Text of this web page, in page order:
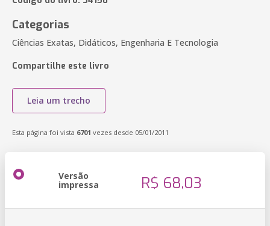
Categorias
Ciências Exatas, Didáticos, Engenharia E Tecnologia
Compartilhe este livro
Leia um trecho
Esta página foi vista 6701 vezes desde 05/01/2011
Versão
impressa R$ 68,03